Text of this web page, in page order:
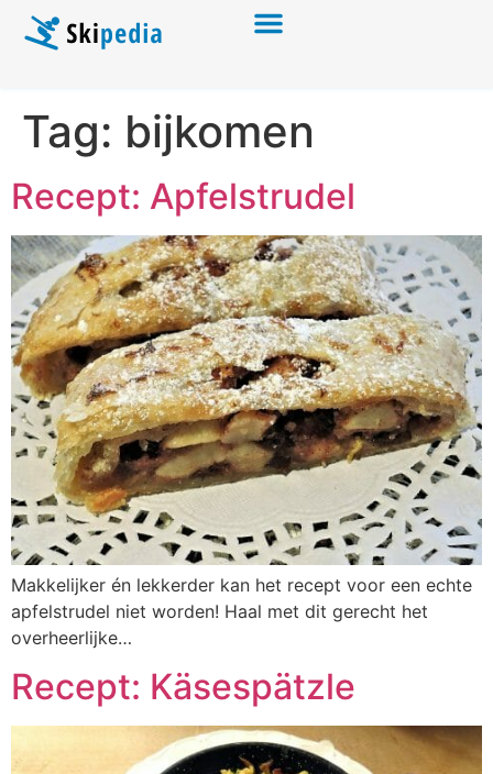
Tag: bijkomen
Recept: Apfelstrudel
Makkelijker én lekkerder kan het recept voor een echte
apfelstrudel niet worden! Haal met dit gerecht het
overheerlijke…
Recept: Käsespätzle